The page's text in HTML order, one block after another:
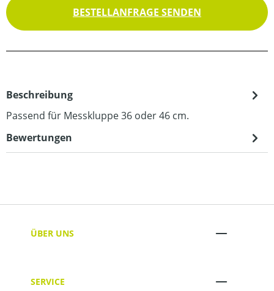
BESTELLANFRAGE SENDEN
Beschreibung
Passend für Messkluppe 36 oder 46 cm.
Bewertungen
ÜBER UNS
SERVICE